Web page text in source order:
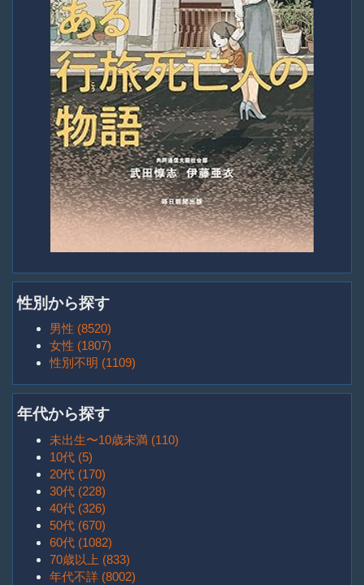
性別から探す
男性 (8520)
女性 (1807)
性別不明 (1109)
年代から探す
未出生〜10歳未満 (110)
10代 (5)
20代 (170)
30代 (228)
40代 (326)
50代 (670)
60代 (1082)
70歳以上 (833)
年代不詳 (8002)